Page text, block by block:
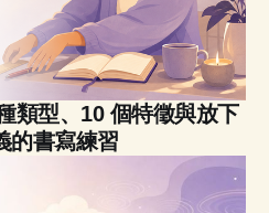
類型、10 個特徵與放下
的書寫練習